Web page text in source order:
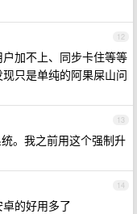
12
加不上、同步卡住等等
只是单纯的阿果屎山问
13
。我之前用这个强制升
14
的好用多了